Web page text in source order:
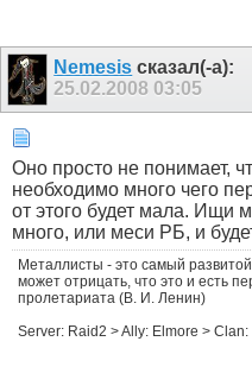
Nemesis сказал(-а):
25.02.2008 03:05
Оно просто не понимает,
необходимо много чего
от этого будет мала. Ищи
много, или меси РБ, и
Металлисты - это самый
может отрицать, что это и есть
пролетариата (В. И. Ленин)
Server: Raid2 > Ally: Elmore >